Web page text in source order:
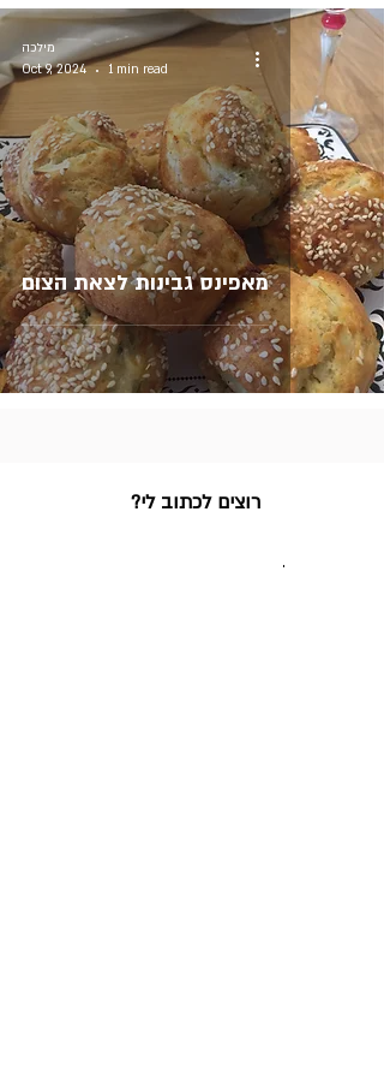
מאפינס גבינות לצאת הצום
מילכה
Oct 9, 2024
1 min read
?רוצים לכתוב לי